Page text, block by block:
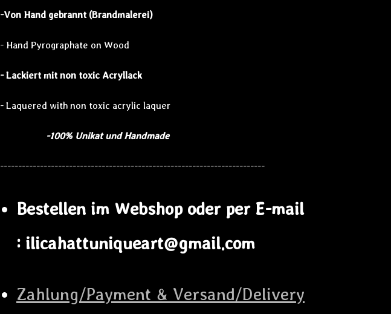
-Von Hand gebrannt (Brandmalerei)
- Hand Pyrographate on Wood
- Lackiert mit non toxic Acryllack
- Laquered with non toxic acrylic laquer
-100% Unikat und Handmade
-------------------------------------------------------------------------
Bestellen im Webshop oder per E-mail
: ilicahattuniqueart@gmail.com
Zahlung/Payment & Versand/Delivery